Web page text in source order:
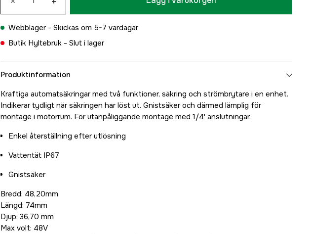
Webblager - Skickas om 5-7 vardagar
Butik Hyltebruk - Slut i lager
Produktinformation
Kraftiga automatsäkringar med två funktioner, säkring och strömbrytare i en enhet.
Indikerar tydligt när säkringen har löst ut. Gnistsäker och därmed lämplig för
montage i motorrum. För utanpåliggande montage med 1/4' anslutningar.
Enkel återställning efter utlösning
Vattentät IP67
Gnistsäker
Bredd: 48,20mm
Längd: 74mm
Djup: 36,70 mm
Max volt: 48V